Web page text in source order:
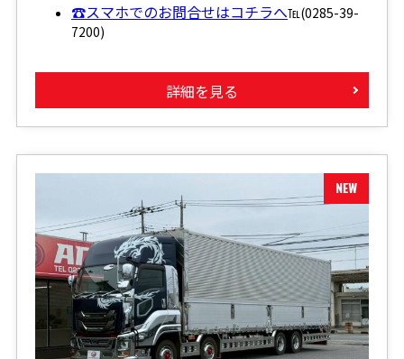
☎スマホでのお問合せはコチラへ℡(0285-39-
7200)
詳細を見る